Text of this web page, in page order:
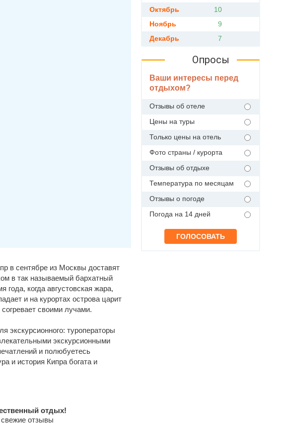
в сентябре из Москвы доставят
в так называемый бархатный
года, когда августовская жара,
и на курортах острова царит
своими лучами.
экскурсионного: туроператоры
экскурсионными
и полюбуетесь
и история Кипра богата и
отдых!
отзывы
Октябрь
10
Ноябрь
9
Декабрь
7
Опросы
Ваши интересы перед
отдыхом?
Отзывы об отеле
Цены на туры
Только цены на отель
Фото страны / курорта
Отзывы об отдыхе
Температура по месяцам
Отзывы о погоде
Погода на 14 дней